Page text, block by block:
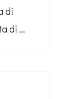
di
di ...